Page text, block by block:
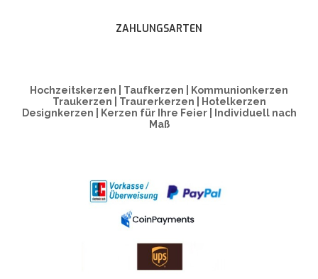
ZAHLUNGSARTEN
Hochzeitskerzen | Taufkerzen | Kommunionkerzen
Traukerzen | Traurerkerzen | Hotelkerzen
Designkerzen | Kerzen für Ihre Feier | Individuell nach
Maß